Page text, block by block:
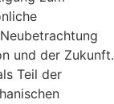
und der Zukunft.
Teil der